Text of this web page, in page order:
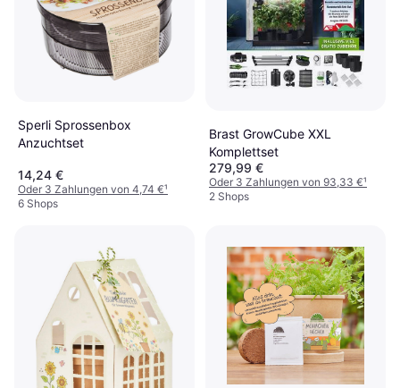
Sperli Sprossenbox
Anzuchtset
14,24 €
Oder 3 Zahlungen von 4,74 €¹
6 Shops
Brast GrowCube XXL
Komplettset
279,99 €
Oder 3 Zahlungen von 93,33 €¹
2 Shops